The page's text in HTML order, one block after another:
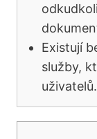
Existují
služby,
uživatelů.